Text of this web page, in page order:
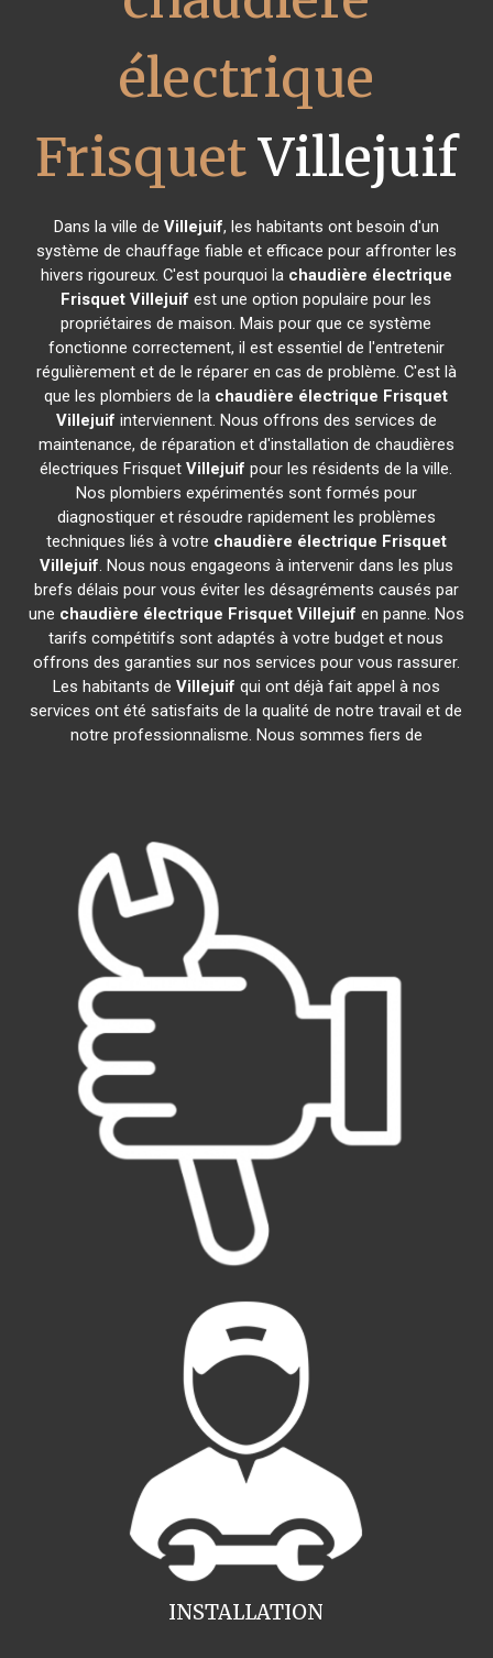
électrique
FrisquetVillejuif
Dans la ville de Villejuif, les habitants ont besoin d'un
système de chauffage fiable et efficace pour affronter les
hivers rigoureux. C'est pourquoi la chaudière électrique
Frisquet Villejuif est une option populaire pour les
propriétaires de maison. Mais pour que ce système
fonctionne correctement, il est essentiel de l'entretenir
régulièrement et de le réparer en cas de problème. C'est là
que les plombiers de la chaudière électrique Frisquet
Villejuif interviennent. Nous offrons des services de
maintenance, de réparation et d'installation de chaudières
électriques FrisquetVillejuif pour les résidents de la ville.
Nos plombiers expérimentés sont formés pour
diagnostiquer et résoudre rapidement les problèmes
techniques liés à votre chaudière électrique Frisquet
Villejuif. Nous nous engageons à intervenir dans les plus
brefs délais pour vous éviter les désagréments causés par
une chaudière électrique Frisquet Villejuif en panne. Nos
tarifs compétitifs sont adaptés à votre budget et nous
offrons des garanties sur nos services pour vous rassurer.
Les habitants de Villejuif qui ont déjà fait appel à nos
services ont été satisfaits de la qualité de notre travail et de
notre professionnalisme. Nous sommes fiers de
INSTALLATION